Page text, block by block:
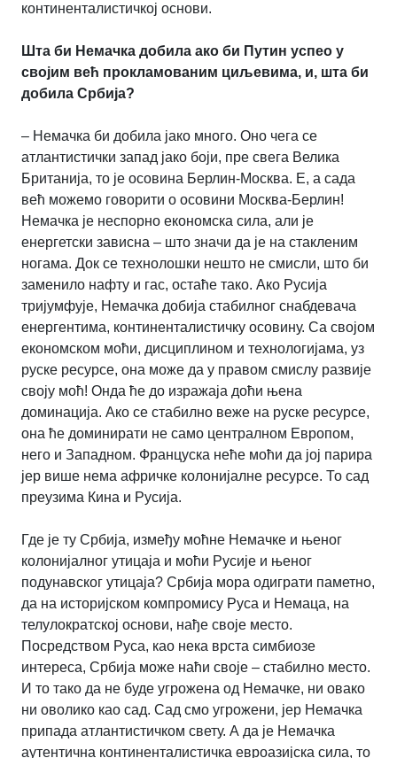
континенталистичкој основи.
Шта би Немачка добила ако би Путин успео у
својим већ прокламованим циљевима, и, шта би
добила Србија?
– Немачка би добила јако много. Оно чега се
атлантистички запад јако боји, пре свега Велика
Британија, то је осовина Берлин-Москва. Е, а сада
већ можемо говорити о осовини Москва-Берлин!
Немачка је неспорно економска сила, али је
енергетски зависна – што значи да је на стакленим
ногама. Док се технолошки нешто не смисли, што би
заменило нафту и гас, остаће тако. Ако Русија
тријумфује, Немачка добија стабилног снабдевача
енергентима, континенталистичку осовину. Са својом
економском моћи, дисциплином и технологијама, уз
руске ресурсе, она може да у правом смислу развије
своју моћ! Онда ће до изражаја доћи њена
доминација. Ако се стабилно веже на руске ресурсе,
она ће доминирати не само централном Европом,
него и Западном. Француска неће моћи да јој парира
јер више нема афричке колонијалне ресурсе. То сад
преузима Кина и Русија.
Где је ту Србија, између моћне Немачке и њеног
колонијалног утицаја и моћи Русије и њеног
подунавског утицаја? Србија мора одиграти паметно,
да на историјском компромису Руса и Немаца, на
телулократској основи, нађе своје место.
Посредством Руса, као нека врста симбиозе
интереса, Србија може наћи своје – стабилно место.
И то тако да не буде угрожена од Немачке, ни овако
ни оволико као сад. Сад смо угрожени, јер Немачка
припада атлантистичком свету. А да је Немачка
аутентична континенталистичка евроазијска сила, то